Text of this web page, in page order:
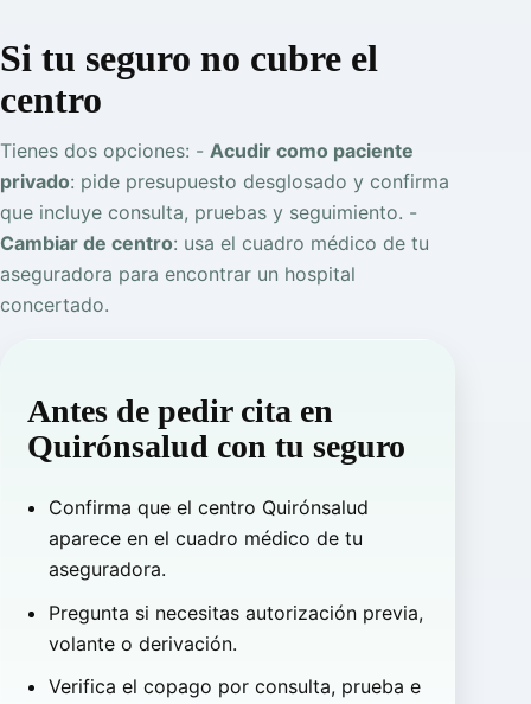
Si tu seguro no cubre el
centro
Tienes dos opciones: - Acudir como paciente
privado: pide presupuesto desglosado y confirma
que incluye consulta, pruebas y seguimiento. -
Cambiar de centro: usa el cuadro médico de tu
aseguradora para encontrar un hospital
concertado.
Antes de pedir cita en
Quirónsalud con tu seguro
Confirma que el centro Quirónsalud
aparece en el cuadro médico de tu
aseguradora.
Pregunta si necesitas autorización previa,
volante o derivación.
Verifica el copago por consulta, prueba e